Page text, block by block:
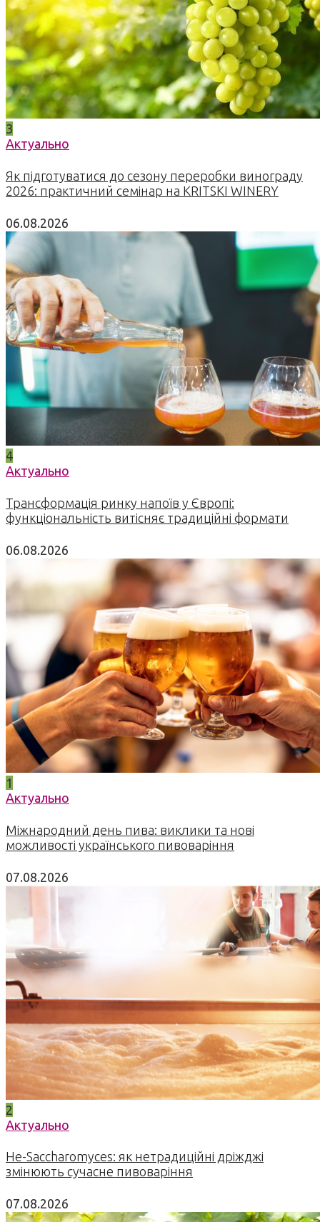
3
Актуально
Як підготуватися до сезону переробки винограду
2026: практичний семінар на KRITSKI WINERY
06.08.2026
4
Актуально
Трансформація ринку напоїв у Європі:
функціональність витісняє традиційні формати
06.08.2026
1
Актуально
Міжнародний день пива: виклики та нові
можливості українського пивоваріння
07.08.2026
2
Актуально
Не-Saccharomyces: як нетрадиційні дріжджі
змінюють сучасне пивоваріння
07.08.2026